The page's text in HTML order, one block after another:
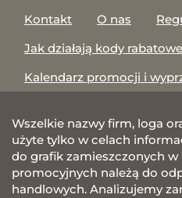
Kontakt
O nas
Jak działają kody
Kalendarz promocji i
Wszelkie nazwy firm, loga
użyte tylko w celach
do grafik zamieszczonych w
promocyjnych należą do
handlowych. Analizujemy